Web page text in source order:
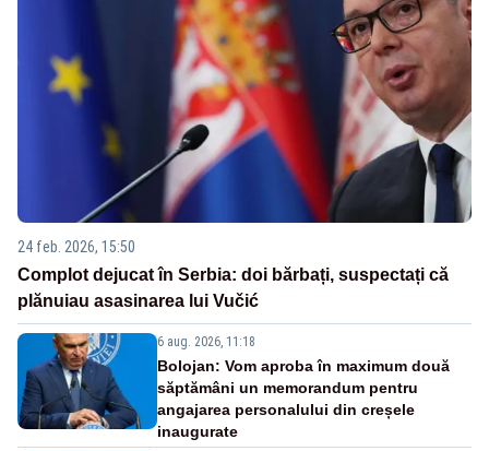
24 feb. 2026, 15:50
Complot dejucat în Serbia: doi bărbați, suspectați că
plănuiau asasinarea lui Vučić
6 aug. 2026, 11:18
Bolojan: Vom aproba în maximum două
săptămâni un memorandum pentru
angajarea personalului din creșele
inaugurate